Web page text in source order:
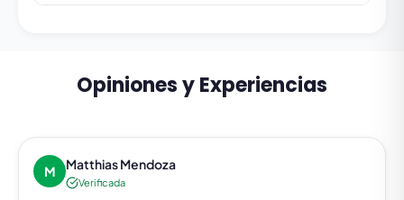
Opiniones y Experiencias
M Matthias Mendoza
Verificada